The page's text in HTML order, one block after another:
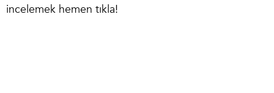
incelemek hemen tıkla!